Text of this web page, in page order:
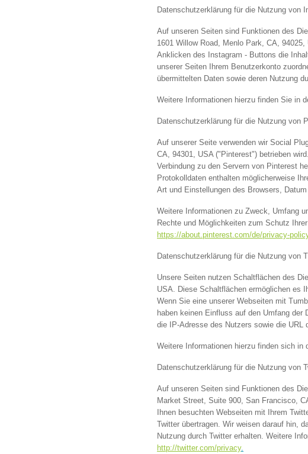
Datenschutzerklärung für die Nutzung von
Auf unseren Seiten sind Funktionen des
1601 Willow Road, Menlo Park, CA,
Anklicken des Instagram - Buttons die
unserer Seiten Ihrem Benutzerkonto
übermittelten Daten sowie deren Nutzung
Weitere Informationen hierzu finden Sie in
Datenschutzerklärung für die Nutzung von
Auf unserer Seite verwenden wir Social
CA, 94301, USA ("Pinterest") betrieben
Verbindung zu den Servern von Pinterest
Protokolldaten enthalten möglicherweise
Art und Einstellungen des Browsers,
Weitere Informationen zu Zweck, Umfang
Rechte und Möglichkeiten zum Schutz
https://about.pinterest.com/de/privacy-
Datenschutzerklärung für die Nutzung von
Unsere Seiten nutzen Schaltflächen des
USA. Diese Schaltflächen ermöglichen es
Wenn Sie eine unserer Webseiten mit
haben keinen Einfluss auf den Umfang
die IP-Adresse des Nutzers sowie die URL
Weitere Informationen hierzu finden sich in
Datenschutzerklärung für die Nutzung von
Auf unseren Seiten sind Funktionen des
Market Street, Suite 900, San Francisco,
Ihnen besuchten Webseiten mit Ihrem
Twitter übertragen. Wir weisen darauf hin,
Nutzung durch Twitter erhalten. Weitere
http://twitter.com/privacy.